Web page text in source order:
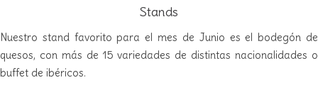
Stands
Nuestro stand favorito para el mes de Junio es el bodegón de
quesos, con más de 15 variedades de distintas nacionalidades o
buffet de ibéricos.